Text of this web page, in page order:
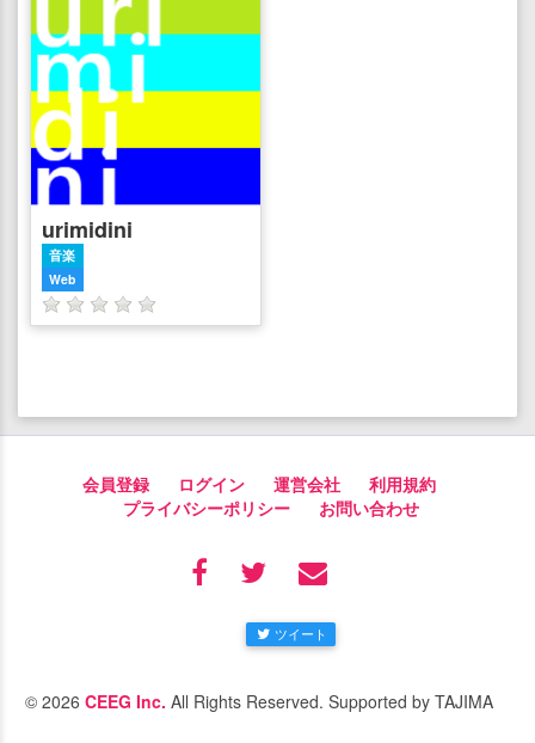
urimidini
音楽
Web
会員登録 ログイン 運営会社
利用規約
プライバシーポリシー
お問い合わせ
ツイート
© 2026 CEEG Inc. All Rights Reserved. Supported by TAJIMA